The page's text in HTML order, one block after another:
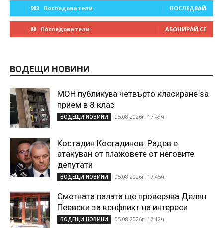
983 Последователи ПОСЛЕДВАЙ
88 Последователи АБОНИРАЙ СЕ
ВОДЕЩИ НОВИНИ
МОН публикува четвърто класиране за
прием в 8 клас
ВОДЕЩИ НОВИНИ 05.08.2026г. 17:48ч.
Костадин Костадинов: Радев е
атакуван от плажoвете от неговите
депутати
ВОДЕЩИ НОВИНИ 05.08.2026г. 17:45ч.
Сметната палата ще проверява Делян
Пеевски за конфликт на интереси
ВОДЕЩИ НОВИНИ 05.08.2026г. 17:12ч.